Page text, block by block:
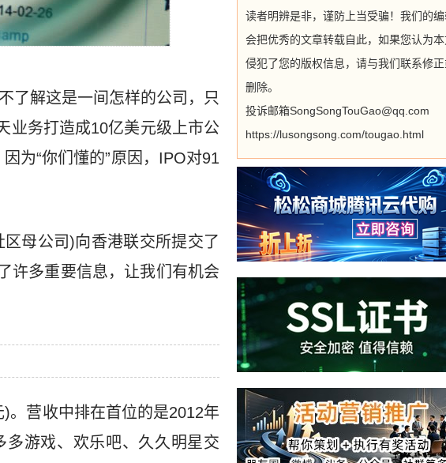
了解这是一间怎样的公司，只
业务打造成10亿美元级上市公
为“你们懂的”原因，IPO对91
母公司)向香港联交所提交了
许多重要信息，让我们有机会
。营收中排在首位的是2012年
游戏、欢乐吧、久久明星交
读者明辨是非，谨防上当受骗！我们的
会把优秀的文章转载自此，如果您认为
侵犯了您的版权信息，请与我们联系修
删除。
投诉邮箱SongSongTouGao@qq.com
https://lusongsong.com/tougao.html